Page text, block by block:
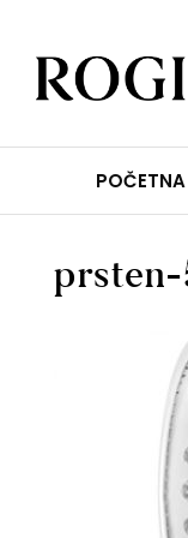
Zaručničko i
POČETNA
prsten-